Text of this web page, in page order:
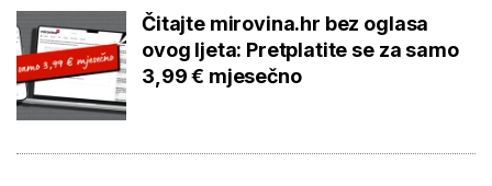
Čitajte mirovina.hr bez oglasa
ovog ljeta: Pretplatite se za samo
3,99 € mjesečno